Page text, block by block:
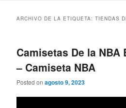
ARCHIVO DE LA ETIQUETA:TIENDAS
Camisetas De la NBA
– Camiseta NBA
Posted onagosto 9, 2023